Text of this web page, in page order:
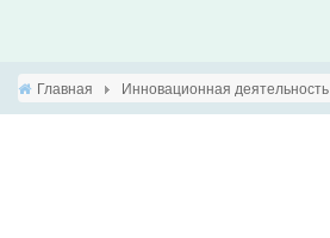
Главная Инновационная деятельность